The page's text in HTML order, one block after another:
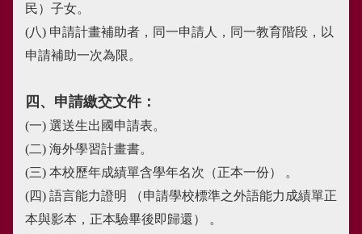
民）子女。
(八) 申請計畫補助者，同一申請人，同一教育階段，以
申請補助一次為限。
四、申請繳交文件：
(一) 選送生出國申請表。
(二) 海外學習計畫書。
(三) 本校歷年成績單含學年名次（正本一份） 。
(四) 語言能力證明 （申請學校標準之外語能力成績單正
本與影本，正本驗畢後即歸還） 。